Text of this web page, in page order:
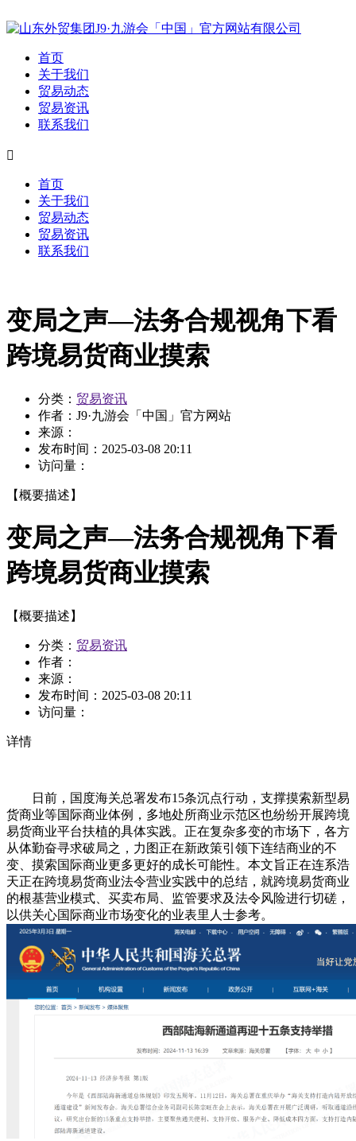
首页
关于我们
贸易动态
贸易资讯
联系我们

首页
关于我们
贸易动态
贸易资讯
联系我们
变局之声—法务合规视角下看
跨境易货商业摸索
分类： 贸易资讯
作者： J9·九游会「中国」官方网站
来源：
发布时间： 2025-03-08 20:11
访问量：
【概要描述】
变局之声—法务合规视角下看
跨境易货商业摸索
【概要描述】
分类： 贸易资讯
作者：
来源：
发布时间： 2025-03-08 20:11
访问量：
详情
日前，国度海关总署发布15条沉点行动，支撑摸索新型易
货商业等国际商业体例，多地处所商业示范区也纷纷开展跨境
易货商业平台扶植的具体实践。正在复杂多变的市场下，各方
从体勤奋寻求破局之，力图正在新政策引领下连结商业的不
变、摸索国际商业更多更好的成长可能性。本文旨正在连系浩
天正在跨境易货商业法令营业实践中的总结，就跨境易货商业
的根基营业模式、买卖布局、监管要求及法令风险进行切磋，
以供关心国际商业市场变化的业表里人士参考。